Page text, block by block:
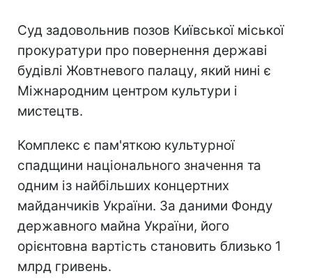
Суд задовольнив позов Київської міської
прокуратури про повернення державі
будівлі Жовтневого палацу, який нині є
Міжнародним центром культури і
мистецтв.
Комплекс є пам'яткою культурної
спадщини національного значення та
одним із найбільших концертних
майданчиків України. За даними Фонду
державного майна України, його
орієнтовна вартість становить близько 1
млрд гривень.